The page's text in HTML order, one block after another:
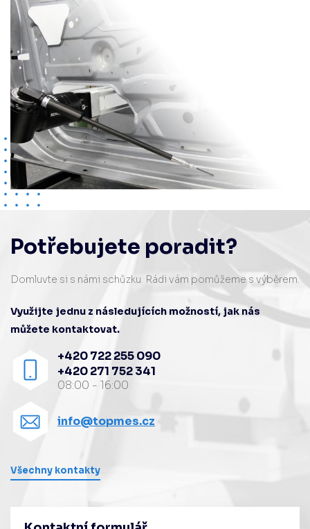
Potřebujete poradit?
Domluvte si s námi schůzku. Rádi vám pomůžeme s výběrem.
Využijte jednu z následujících možností, jak nás
můžete kontaktovat.
+420 722 255 090
+420 271 752 341
08:00 - 16:00
info@topmes.cz
Všechny kontakty